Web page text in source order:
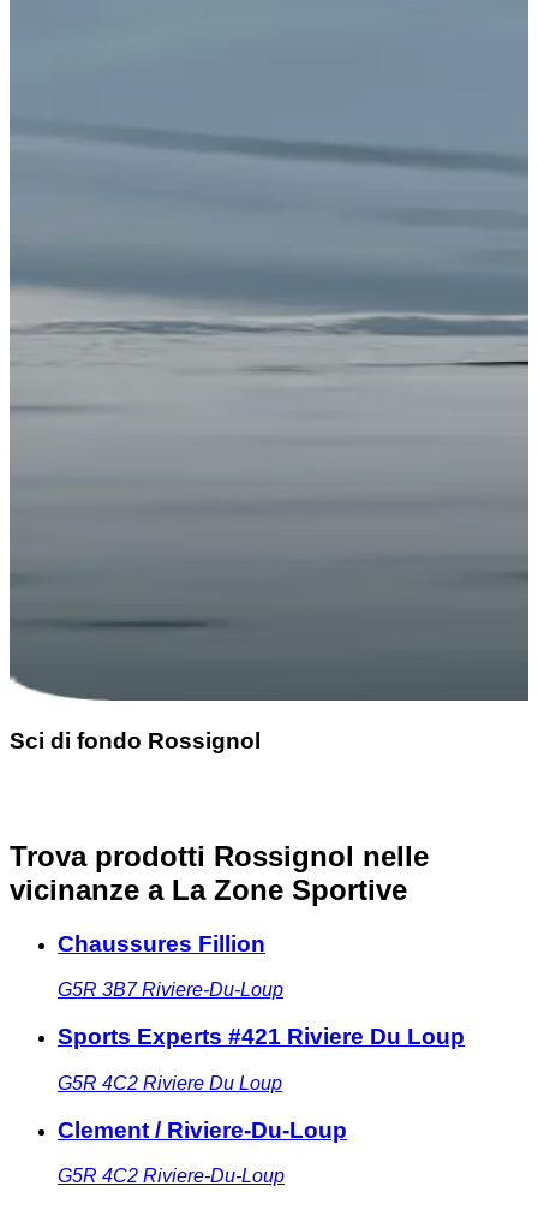
Sci di fondo Rossignol
Trova prodotti Rossignol nelle
vicinanze a La Zone Sportive
Chaussures Fillion
G5R 3B7 Riviere-Du-Loup
Sports Experts #421 Riviere Du Loup
G5R 4C2 Riviere Du Loup
Clement / Riviere-Du-Loup
G5R 4C2 Riviere-Du-Loup